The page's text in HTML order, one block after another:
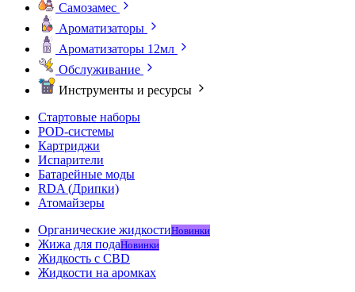
Самозамес
Ароматизаторы
Ароматизаторы 12мл
Обслуживание
Инструменты и ресурсы
Стартовые наборы
POD-системы
Картриджи
Испарители
Батарейные моды
RDA (Дрипки)
Атомайзеры
Органические жидкостиНовинки
Жижа для подаНовинки
Жидкость с CBD
Жидкости на аромках